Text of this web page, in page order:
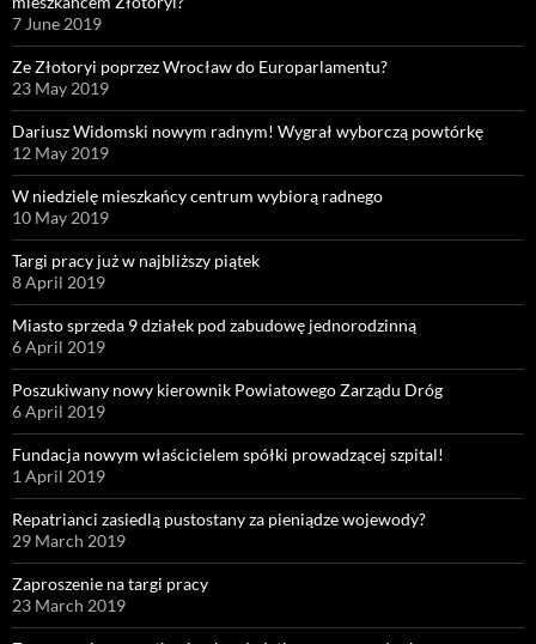
7 June 2019
Ze Złotoryi poprzez Wrocław do Europarlamentu?
23 May 2019
Dariusz Widomski nowym radnym! Wygrał wyborczą powtórkę
12 May 2019
W niedzielę mieszkańcy centrum wybiorą radnego
10 May 2019
Targi pracy już w najbliższy piątek
8 April 2019
Miasto sprzeda 9 działek pod zabudowę jednorodzinną
6 April 2019
Poszukiwany nowy kierownik Powiatowego Zarządu Dróg
6 April 2019
Fundacja nowym właścicielem spółki prowadzącej szpital!
1 April 2019
Repatrianci zasiedlą pustostany za pieniądze wojewody?
29 March 2019
Zaproszenie na targi pracy
23 March 2019